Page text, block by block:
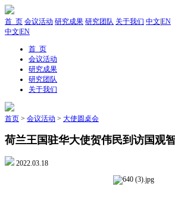
首 页 会议活动 研究成果 研究团队 关于我们 中文 EN
中文 EN
首 页
会议活动
研究成果
研究团队
关于我们
首页 > 会议活动 > 大使圆桌会
荷兰王国驻华大使贺伟民到访国观
2022.03.18